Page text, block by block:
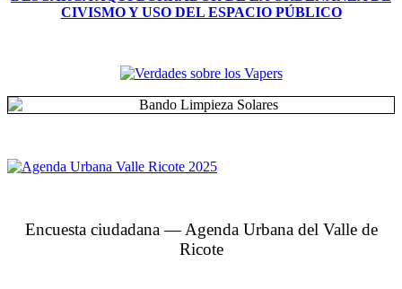
CIVISMO Y USO DEL ESPACIO PÚBLICO
Encuesta ciudadana — Agenda Urbana del Valle de
Ricote